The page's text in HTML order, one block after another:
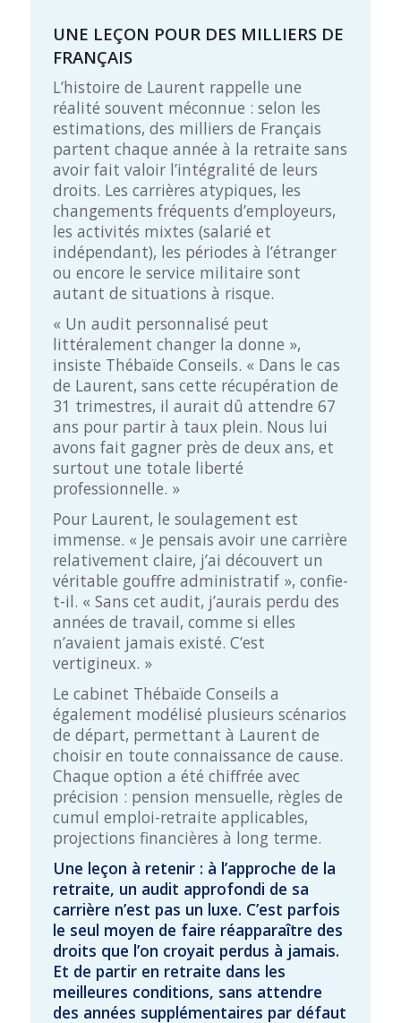
UNE LEÇON POUR DES MILLIERS DE
FRANÇAIS
L’histoire de Laurent rappelle une
réalité souvent méconnue : selon les
estimations, des milliers de Français
partent chaque année à la retraite sans
avoir fait valoir l’intégralité de leurs
droits. Les carrières atypiques, les
changements fréquents d’employeurs,
les activités mixtes (salarié et
indépendant), les périodes à l’étranger
ou encore le service militaire sont
autant de situations à risque.
« Un audit personnalisé peut
littéralement changer la donne »,
insiste Thébaïde Conseils. « Dans le cas
de Laurent, sans cette récupération de
31 trimestres, il aurait dû attendre 67
ans pour partir à taux plein. Nous lui
avons fait gagner près de deux ans, et
surtout une totale liberté
professionnelle. »
Pour Laurent, le soulagement est
immense. « Je pensais avoir une carrière
relativement claire, j’ai découvert un
véritable gouffre administratif », confie-
t-il. « Sans cet audit, j’aurais perdu des
années de travail, comme si elles
n’avaient jamais existé. C’est
vertigineux. »
Le cabinet Thébaïde Conseils a
également modélisé plusieurs scénarios
de départ, permettant à Laurent de
choisir en toute connaissance de cause.
Chaque option a été chiffrée avec
précision : pension mensuelle, règles de
cumul emploi-retraite applicables,
projections financières à long terme.
Une leçon à retenir : à l’approche de la
retraite, un audit approfondi de sa
carrière n’est pas un luxe. C’est parfois
le seul moyen de faire réapparaître des
droits que l’on croyait perdus à jamais.
Et de partir en retraite dans les
meilleures conditions, sans attendre
des années supplémentaires par défaut